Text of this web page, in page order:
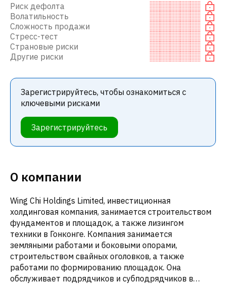
Риск дефолта
Волатильность
Сложность продажи
Стресс-тест
Страновые риски
Другие риски
Зарегистрируйтесь, чтобы ознакомиться с
ключевыми рисками
Зарегистрируйтесь
О компании
Wing Chi Holdings Limited, инвестиционная
холдинговая компания, занимается строительством
фундаментов и площадок, а также лизингом
техники в Гонконге. Компания занимается
земляными работами и боковыми опорами,
строительством свайных оголовков, а также
работами по формированию площадок. Она
обслуживает подрядчиков и субподрядчиков в